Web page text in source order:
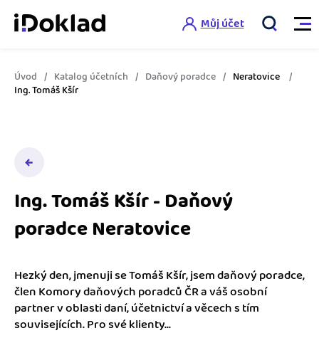
Vlastnosti
Správa kontaktů
Hlídání cashflow
Spolupráce s účetní
Propojení na další systémy
Spřátelené účetní
Nápověda
Jak začít podnikat
Jak se vyznat ve fakturaci
Šablony faktur
Šablona pro plátce DPH
Šablona pro neplátce DPH
Registrovat ZDARMA
Můj účet
Úvod Katalog účetních Daňový poradce
Neratovice
Ing. Tomáš Kšír
Ing. Tomáš Kšír - Daňový
poradce Neratovice
Hezký den, jmenuji se Tomáš Kšír, jsem daňový poradce,
člen Komory daňových poradců ČR a váš osobní
partner v oblasti daní, účetnictví a věcech s tím
souvisejících. Pro své klienty...